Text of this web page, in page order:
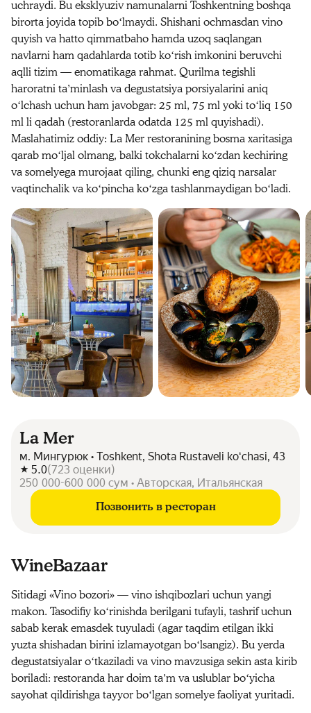
uchraydi. Bu eksklyuziv namunalarni Toshkentning boshqa
birorta joyida topib boʻlmaydi. Shishani ochmasdan vino
quyish va hatto qimmatbaho hamda uzoq saqlangan
navlarni ham qadahlarda totib koʻrish imkonini beruvchi
aqlli tizim — enomatikaga rahmat. Qurilma tegishli
haroratni taʼminlash va degustatsiya porsiyalarini aniq
oʻlchash uchun ham javobgar: 25 ml, 75 ml yoki toʻliq 150
ml li qadah (restoranlarda odatda 125 ml quyishadi).
Maslahatimiz oddiy: La Mer restoranining bosma xaritasiga
qarab moʻljal olmang, balki tokchalarni koʻzdan kechiring
va somelyega murojaat qiling, chunki eng qiziq narsalar
vaqtinchalik va koʻpincha koʻzga tashlanmaydigan boʻladi.
La Mer
м. Мингурюк • Toshkent, Shota Rustaveli koʻchasi, 43
5.0(723 оценки)
250 000-600 000 сум • Авторская, Итальянская
Позвонить в ресторан
WineBazaar
Sitidagi «Vino bozori» — vino ishqibozlari uchun yangi
makon. Tasodifiy koʻrinishda berilgani tufayli, tashrif uchun
sabab kerak emasdek tuyuladi (agar taqdim etilgan ikki
yuzta shishadan birini izlamayotgan boʻlsangiz). Bu yerda
degustatsiyalar oʻtkaziladi va vino mavzusiga sekin asta kirib
boriladi: restoranda har doim taʼm va uslublar boʻyicha
sayohat qildirishga tayyor boʻlgan somelye faoliyat yuritadi.